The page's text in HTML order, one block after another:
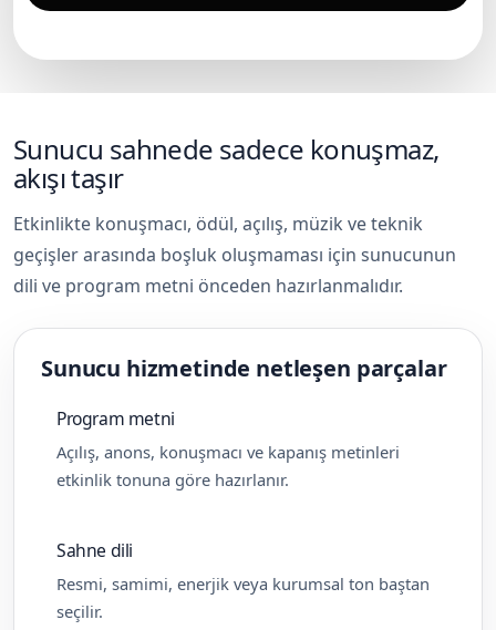
Sunucu sahnede sadece konuşmaz,
akışı taşır
Etkinlikte konuşmacı, ödül, açılış, müzik ve teknik
geçişler arasında boşluk oluşmaması için sunucunun
dili ve program metni önceden hazırlanmalıdır.
Sunucu hizmetinde netleşen parçalar
Program metni
Açılış, anons, konuşmacı ve kapanış metinleri
etkinlik tonuna göre hazırlanır.
Sahne dili
Resmi, samimi, enerjik veya kurumsal ton baştan
seçilir.